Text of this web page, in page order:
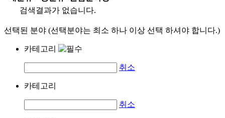
검색결과가 없습니다.
선택된 분야 (선택분야는 최소 하나 이상 선택 하셔야 합니다.)
카테고리
취소
카테고리
취소